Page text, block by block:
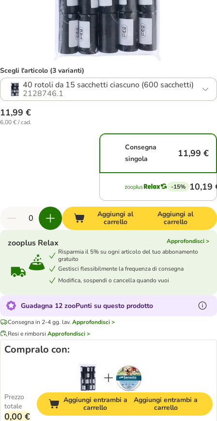
Scegli l'articolo (3 varianti)
40 rotoli da 15 sacchetti ciascuno (600 sacchetti)
2128746.1
11,99 €
6,00 € / cad.
Consegna
singola
11,99 €
-15% 10,19
Aggiungi al
carrello
Aggiungi al
carrello
zooplus Relax
Approfondisci >
Risparmia il 5% su ogni articolo del tuo abbonamento
gratuito
Gestisci flessibilmente la frequenza di consegna
Modifica, sospendi o cancella quando vuoi
Guadagna 12 zooPunti su questo prodotto
Consegna in 2-4 gg. lav. Approfondisci >
Resi e rimborsi Approfondisci >
Compralo con:
Prezzo
totale
0,00 €
Aggiungi entrambi a
carrello
Aggiungi entrambi a
carrello